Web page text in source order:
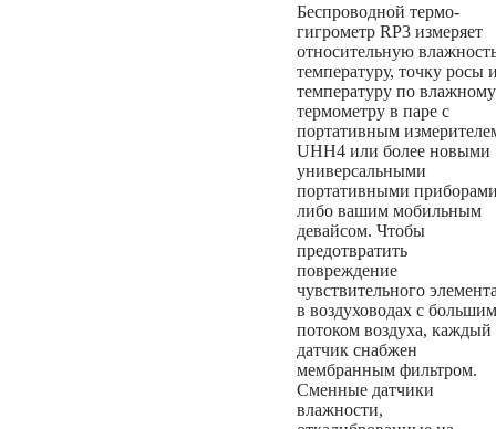
Беспроводной термо-
гигрометр RP3 измеряет
относительную
температуру, точку росы
температуру по влажному
термометру в паре с
портативным
UHH4 или более новыми
универсальными
портативными
либо вашим мобильным
девайсом. Чтобы
предотвратить
повреждение
чувствительного
в воздуховодах с большим
потоком воздуха, каждый
датчик снабжен
мембранным фильтром.
Сменные датчики
влажности,